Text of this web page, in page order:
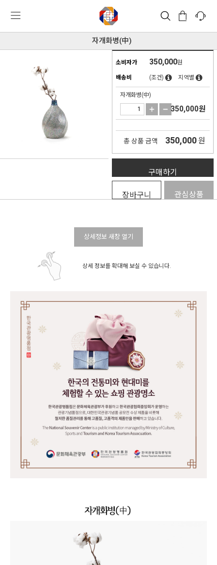
자개화병(中)
소비자가 350,000원
배송비 (조건) 지역별
자개화병(中)
350,000원
총 상품 금액 350,000 원
구매하기
장바구니 관심상품
상세정보 새창 열기
상세 정보를 확대해 보실 수 있습니다.